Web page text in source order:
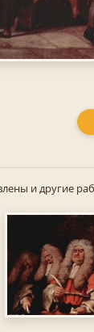
и другие